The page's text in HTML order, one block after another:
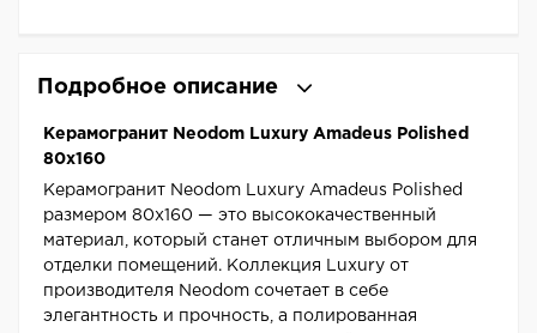
Подробное описание
Керамогранит Neodom Luxury Amadeus Polished
80x160
Керамогранит Neodom Luxury Amadeus Polished
размером 80x160 — это высококачественный
материал, который станет отличным выбором для
отделки помещений. Коллекция Luxury от
производителя Neodom сочетает в себе
элегантность и прочность, а полированная